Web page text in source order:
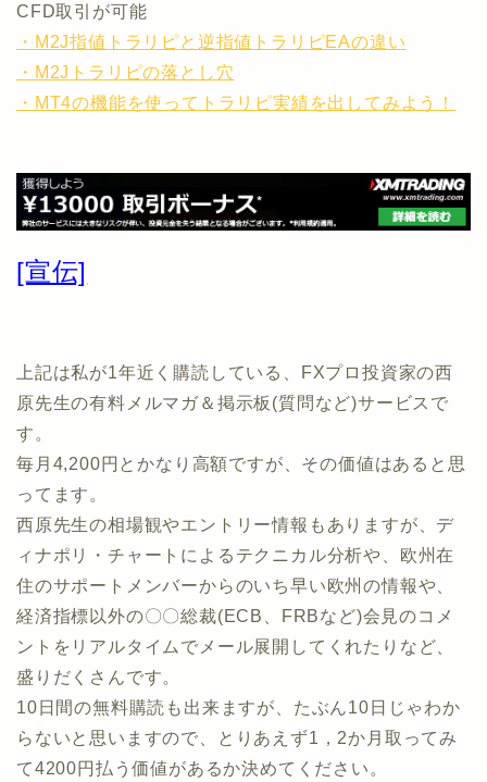
CFD取引が可能
・M2J指値トラリピと逆指値トラリピEAの違い
・M2Jトラリピの落とし穴
・MT4の機能を使ってトラリピ実績を出してみよう！
[宣伝]
上記は私が1年近く購読している、FXプロ投資家の西
原先生の有料メルマガ＆掲示板(質問など)サービスで
す。
毎月4,200円とかなり高額ですが、その価値はあると思
ってます。
西原先生の相場観やエントリー情報もありますが、デ
ィナポリ・チャートによるテクニカル分析や、欧州在
住のサポートメンバーからのいち早い欧州の情報や、
経済指標以外の〇〇総裁(ECB、FRBなど)会見のコメ
ントをリアルタイムでメール展開してくれたりなど、
盛りだくさんです。
10日間の無料購読も出来ますが、たぶん10日じゃわか
らないと思いますので、とりあえず1，2か月取ってみ
て4200円払う価値があるか決めてください。